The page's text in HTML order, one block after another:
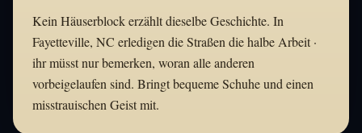
Kein Häuserblock erzählt dieselbe Geschichte. In
Fayetteville, NC erledigen die Straßen die halbe Arbeit ·
ihr müsst nur bemerken, woran alle anderen
vorbeigelaufen sind. Bringt bequeme Schuhe und einen
misstrauischen Geist mit.